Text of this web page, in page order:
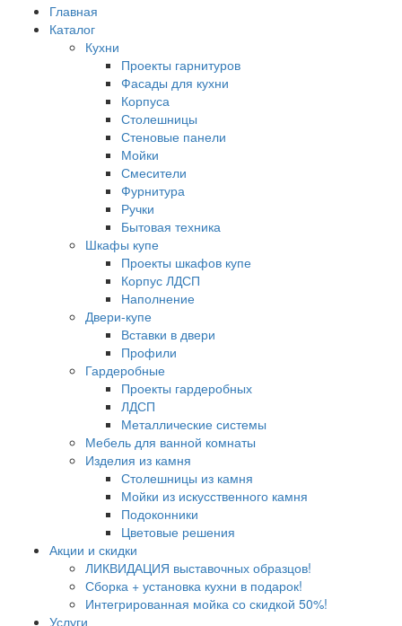
Главная
Каталог
Кухни
Проекты гарнитуров
Фасады для кухни
Корпуса
Столешницы
Стеновые панели
Мойки
Смесители
Фурнитура
Ручки
Бытовая техника
Шкафы купе
Проекты шкафов купе
Корпус ЛДСП
Наполнение
Двери-купе
Вставки в двери
Профили
Гардеробные
Проекты гардеробных
ЛДСП
Металлические системы
Мебель для ванной комнаты
Изделия из камня
Столешницы из камня
Мойки из искусственного камня
Подоконники
Цветовые решения
Акции и скидки
ЛИКВИДАЦИЯ выставочных образцов!
Сборка + установка кухни в подарок!
Интегрированная мойка со скидкой 50%!
Услуги